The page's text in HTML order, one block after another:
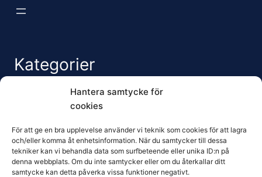
Hantera samtycke för
cookies
För att ge en bra upplevelse använder vi teknik som cookies för att lagra
och/eller komma åt enhetsinformation. När du samtycker till dessa
tekniker kan vi behandla data som surfbeteende eller unika ID:n på
denna webbplats. Om du inte samtycker eller om du återkallar ditt
samtycke kan detta påverka vissa funktioner negativt.
Kategorier
Arbetsmiljö & Kultur
Evidensbaserad HR
Lärande & Utveckling
Ledarskap